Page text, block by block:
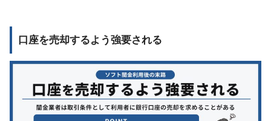
口座を売却するよう強要される